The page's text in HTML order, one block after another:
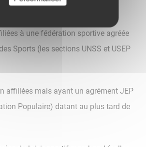
concernées :
à une fédération sportive agréée
Sports (les sections UNSS et USEP
affiliées mais ayant un agrément JEP
Populaire) datant au plus tard de